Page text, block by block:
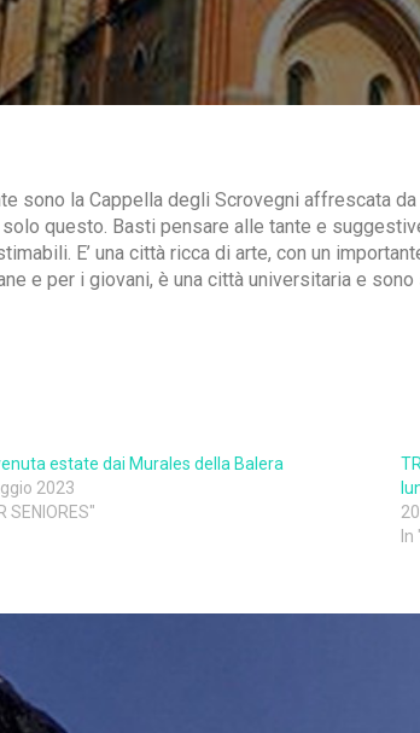
sono la Cappella degli Scrovegni affrescata
questo. Basti pensare alle tante e
E’ una città ricca di arte, con un
e per i giovani, è una città universitaria e
estate dai Murales della Balera
2023
SENIORES"